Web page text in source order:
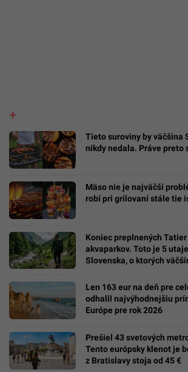
Tieto suroviny by väčšina
nikdy nedala. Práve preto
Mäso nie je najväčší
robí pri grilovaní stále tie
Koniec preplnených Tatier
akvaparkov. Toto je 5
Slovenska, o ktorých
Len 163 eur na deň pre
odhalil najvýhodnejšiu
Európe pre rok 2026
Prešiel 43 svetových
Tento európsky klenot je
z Bratislavy stoja od 45 €